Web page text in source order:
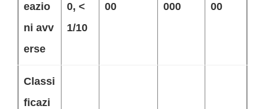
eazio
ni avv
erse
0, <
1/10
00
000
00
Classi
ficazi